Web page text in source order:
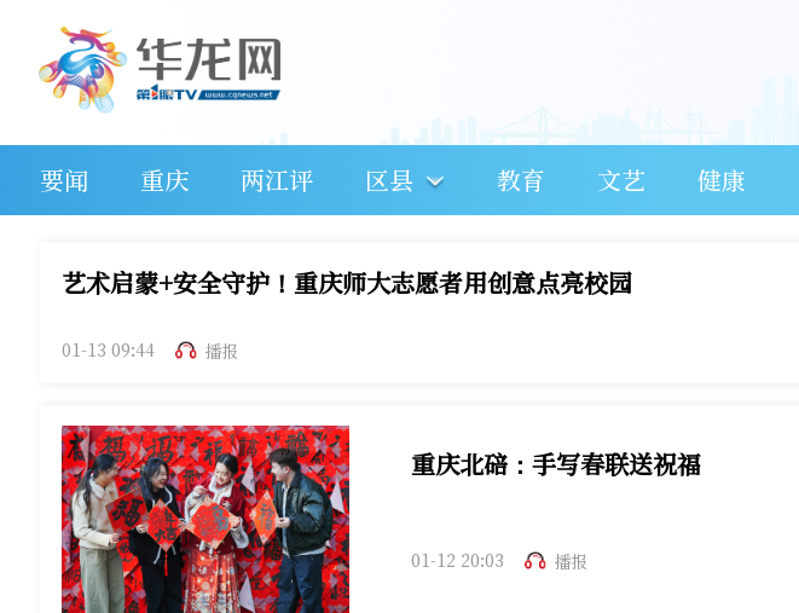
要闻 重庆 两江评 区县 教育 文艺 健康
艺术启蒙+安全守护！重庆师大志愿者用创意点亮校园
01-13 09:44 播报
重庆北碚：手写春联送祝福
01-12 20:03 播报